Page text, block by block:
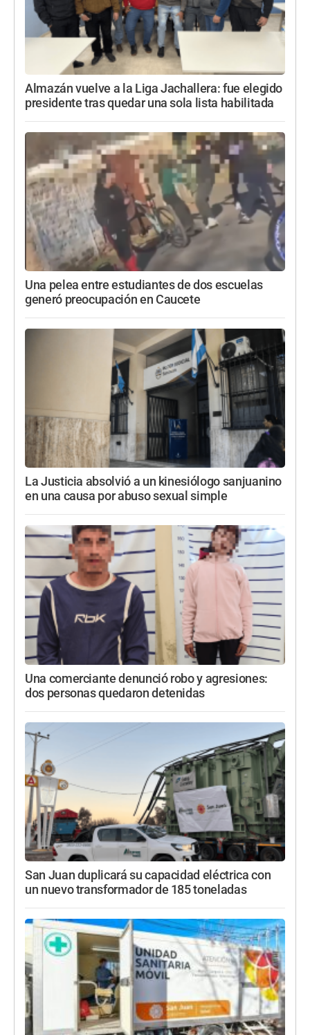
Almazán vuelve a la Liga Jachallera: fue elegido
presidente tras quedar una sola lista habilitada
Una pelea entre estudiantes de dos escuelas
generó preocupación en Caucete
La Justicia absolvió a un kinesiólogo sanjuanino
en una causa por abuso sexual simple
Una comerciante denunció robo y agresiones:
dos personas quedaron detenidas
San Juan duplicará su capacidad eléctrica con
un nuevo transformador de 185 toneladas